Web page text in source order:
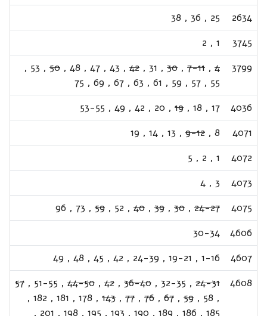
2634
25
,
36
,
38
3745
1
,
2
3799
4
,
7-11
,
30
,
31
,
42
,
43
,
47
,
48
,
50
,
53
,
55
,
57
,
59
,
61
,
63
,
67
,
69
,
75
4036
17
,
18
,
19
,
20
,
42
,
49
,
53-55
4071
8
,
9-12
,
13
,
14
,
19
4072
1
,
2
,
5
4073
3
,
4
4075
24-27
,
30
,
39
,
40
,
52
,
59
,
73
,
96
4606
30-34
4607
1-16
,
19-21
,
24-39
,
42
,
45
,
48
,
49
4608
24-31
,
32-35
,
36-40
,
42
,
44-50
,
51-55
,
57
,
58
,
59
,
67
,
76
,
77
,
143
,
178
,
181
,
182
,
185
,
186
,
189
,
190
,
193
,
195
,
198
,
201
,